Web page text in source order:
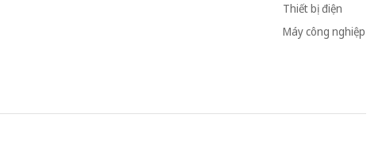
Thiết bị điện
Máy công nghiệp